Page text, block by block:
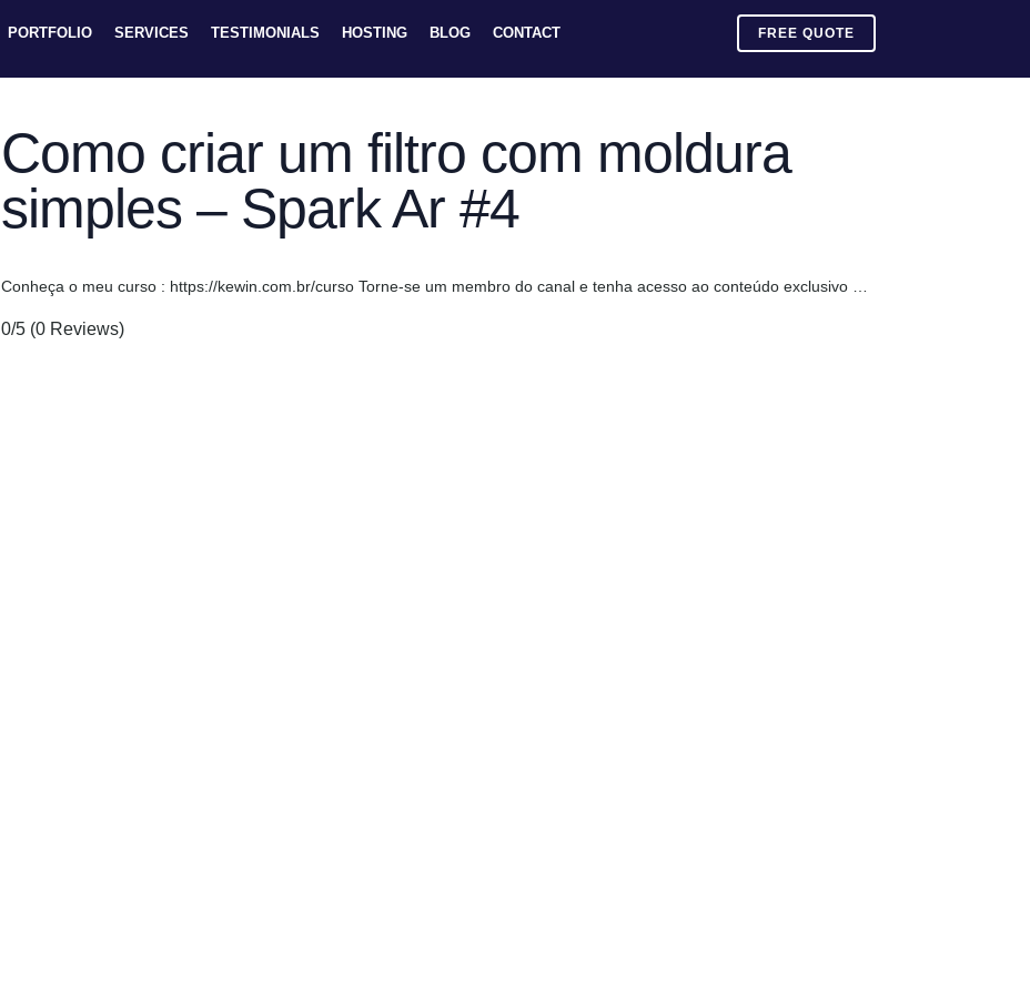
FREE QUOTE
PORTFOLIO SERVICES TESTIMONIALS HOSTING BLOG CONTACT
Como criar um filtro com moldura
simples – Spark Ar #4
Conheça o meu curso : https://kewin.com.br/curso Torne-se um membro do canal e tenha acesso ao conteúdo exclusivo …
0/5 (0 Reviews)